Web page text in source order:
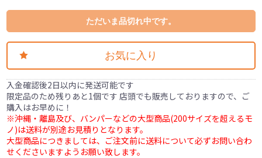
ただいま品切れ中です。
お気に入り
入金確認後2日以内に発送可能です
限定品のため残りあと1個です 店頭でも販売しておりますので、ご
購入はお早めに！
※沖縄・離島及び、バンパーなどの大型商品(200サイズを超えるモ
ノ)は送料が別途お見積りとなります。
大型商品につきましては、ご注文前に送料について必ずお問い合わ
せくださいますようお願い致します。